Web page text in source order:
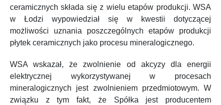
ceramicznych składa się z wielu etapów produkcji. WSA
w Łodzi wypowiedział się w kwestii dotyczącej
możliwości uznania poszczególnych etapów produkcji
płytek ceramicznych jako procesu mineralogicznego.
WSA wskazał, że zwolnienie od akcyzy dla energii
elektrycznej wykorzystywanej w procesach
mineralogicznych jest zwolnieniem przedmiotowym. W
związku z tym fakt, że Spółka jest producentem